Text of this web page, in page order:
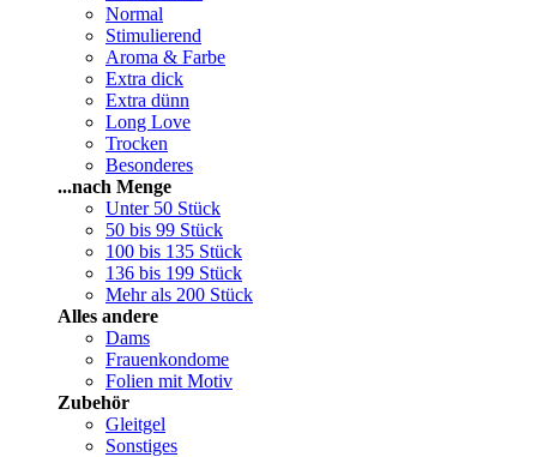
Normal
Stimulierend
Aroma & Farbe
Extra dick
Extra dünn
Long Love
Trocken
Besonderes
...nach Menge
Unter 50 Stück
50 bis 99 Stück
100 bis 135 Stück
136 bis 199 Stück
Mehr als 200 Stück
Alles andere
Dams
Frauenkondome
Folien mit Motiv
Zubehör
Gleitgel
Sonstiges